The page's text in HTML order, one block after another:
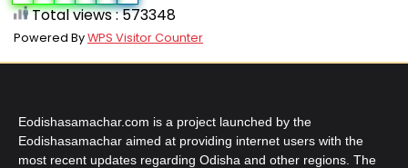
Total views : 573348
Powered ByWPS Visitor Counter
Eodishasamachar.com is a project launched by the
Eodishasamachar aimed at providing internet users with the
most recent updates regarding Odisha and other regions. The